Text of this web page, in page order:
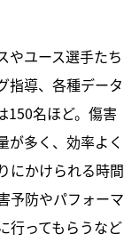
やユース選手たち
指導、各種データ
150名ほど。傷害
が多く、効率よく
にかけられる時間
予防やパフォーマ
行ってもらうなど